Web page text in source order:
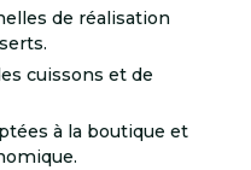
de réalisation
cuissons et de
à la boutique et